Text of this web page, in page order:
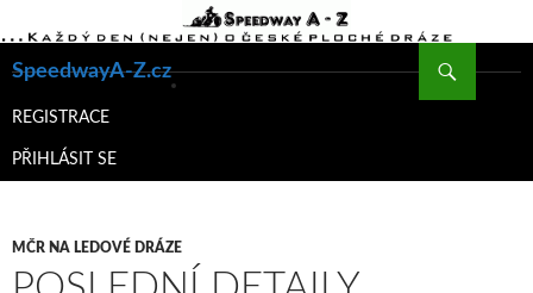
SpeedwayA-Z.cz
K
WEBU
REGISTRACE
PŘIHLÁSIT SE
MČR NA LEDOVÉ DRÁZE